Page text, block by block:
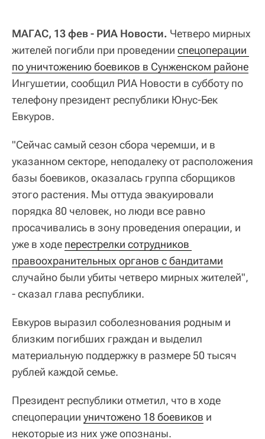
МАГАС, 13 фев - РИА Новости. Четверо мирных
жителей погибли при проведении спецоперации
по уничтожению боевиков в Сунженском районе
Ингушетии, сообщил РИА Новости в субботу по
телефону президент республики Юнус-Бек
Евкуров.
"Сейчас самый сезон сбора черемши, и в
указанном секторе, неподалеку от расположения
базы боевиков, оказалась группа сборщиков
этого растения. Мы оттуда эвакуировали
порядка 80 человек, но люди все равно
просачивались в зону проведения операции, и
уже в ходе перестрелки сотрудников
правоохранительных органов с бандитами
случайно были убиты четверо мирных жителей",
- сказал глава республики.
Евкуров выразил соболезнования родным и
близким погибших граждан и выделил
материальную поддержку в размере 50 тысяч
рублей каждой семье.
Президент республики отметил, что в ходе
спецоперации уничтожено 18 боевиков и
некоторые из них уже опознаны.